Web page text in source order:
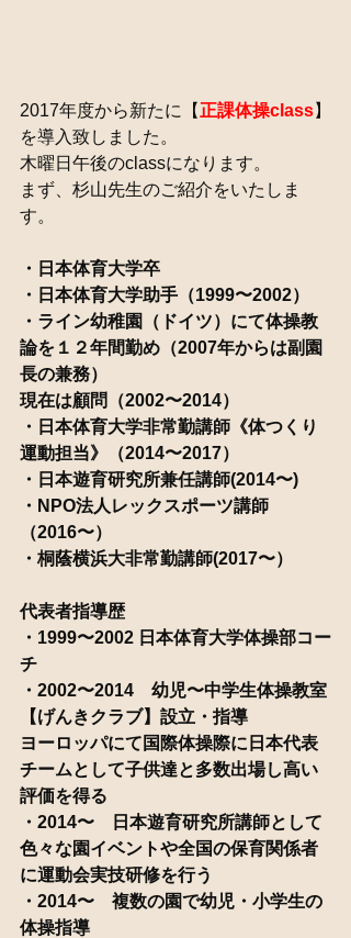
2017年度から新たに【 正課体操class】
を導入致しました。
木曜日午後のclassになります。
まず、杉山先生のご紹介をいたしま
す。
・日本体育大学卒
・日本体育大学助手（1999〜2002）
・ライン幼稚園（ドイツ）にて体操教
論を１２年間勤め（2007年からは副園
長の兼務）
現在は顧問（2002〜2014）
・日本体育大学非常勤講師《体つくり
運動担当》（2014〜2017）
・日本遊育研究所兼任講師(2014〜)
・NPO法人レックスポーツ講師
（2016〜）
・桐蔭横浜大非常勤講師(2017〜）
代表者指導歴
・1999〜2002 日本体育大学体操部コー
チ
・2002〜2014　幼児〜中学生体操教室
【げんきクラブ】設立・指導
ヨーロッパにて国際体操際に日本代表
チームとして子供達と多数出場し高い
評価を得る
・2014〜　日本遊育研究所講師として
色々な園イベントや全国の保育関係者
に運動会実技研修を行う
・2014〜　複数の園で幼児・小学生の
体操指導